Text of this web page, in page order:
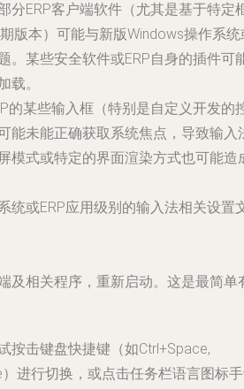
部分ERP客户端软件（尤其是基于特定
版本）可能与新版Windows操作系统
。某些安全软件或ERP自身的插件可
载。
的某些输入框（特别是自定义开发的
能未能正确获取系统焦点，导致输入
模式或特定的界面渲染方式也可能造
系统或ERP应用级别的输入法相关设置
及相关程序，重新启动。这是最简单
按击键盘快捷键（如Ctrl+Space,
）进行切换，或点击任务栏语言图标